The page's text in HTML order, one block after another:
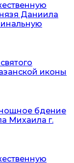
Даниила
иконы
бдение
Михаила г.